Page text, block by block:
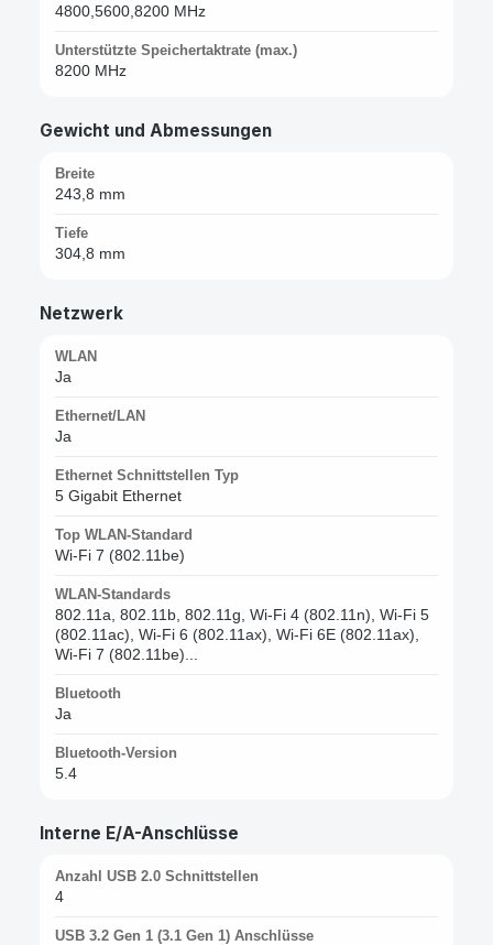
4800,5600,8200 MHz
Unterstützte Speichertaktrate (max.)
8200 MHz
Gewicht und Abmessungen
Breite
243,8 mm
Tiefe
304,8 mm
Netzwerk
WLAN
Ja
Ethernet/LAN
Ja
Ethernet Schnittstellen Typ
5 Gigabit Ethernet
Top WLAN-Standard
Wi-Fi 7 (802.11be)
WLAN-Standards
802.11a, 802.11b, 802.11g, Wi-Fi 4 (802.11n), Wi-Fi 5
(802.11ac), Wi-Fi 6 (802.11ax), Wi-Fi 6E (802.11ax),
Wi-Fi 7 (802.11be)...
Bluetooth
Ja
Bluetooth-Version
5.4
Interne E/A-Anschlüsse
Anzahl USB 2.0 Schnittstellen
4
USB 3.2 Gen 1 (3.1 Gen 1) Anschlüsse